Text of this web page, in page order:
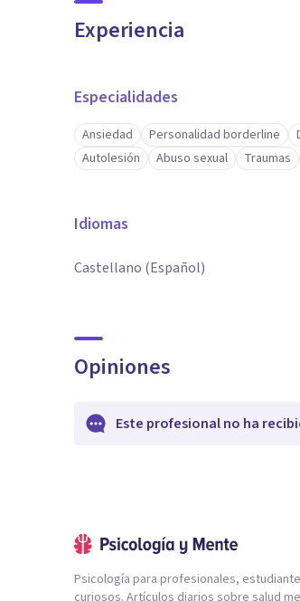
Experiencia
Especialidades
Ansiedad Personalidad borderline
Autolesión
Abuso sexual Traumas
Idiomas
Castellano (Español)
Opiniones
Este profesional no ha
Psicología para profesionales,
curiosos. Artículos diarios sobre salud